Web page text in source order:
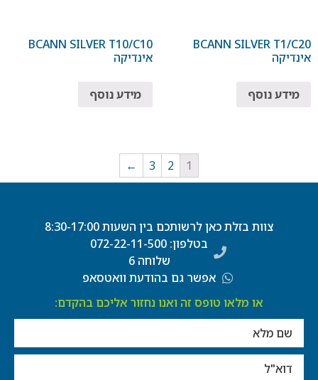
BCANN SILVER T1/C20
אינדיקה
מידע נוסף
BCANN SILVER T10/C10
אינדיקה
מידע נוסף
1
2
3
←
צוות בזלת כאן לרשותכם בין השעות 8:30-17:00
בטלפון: 072-22-11-500
שלוחה 6
אפשר גם בהודעת וואטסאפ
או מלאו טופס זה ואנו נחזור אליכם בהקדם: